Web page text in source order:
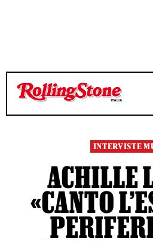
TEMPO DI LETTURA 14 MINUTI
TEMPO DI LETTURA 14 MINUTI
INTERVISTE
ACHILLE
«CANTO